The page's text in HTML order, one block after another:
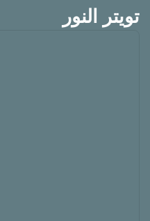
تويتر النور